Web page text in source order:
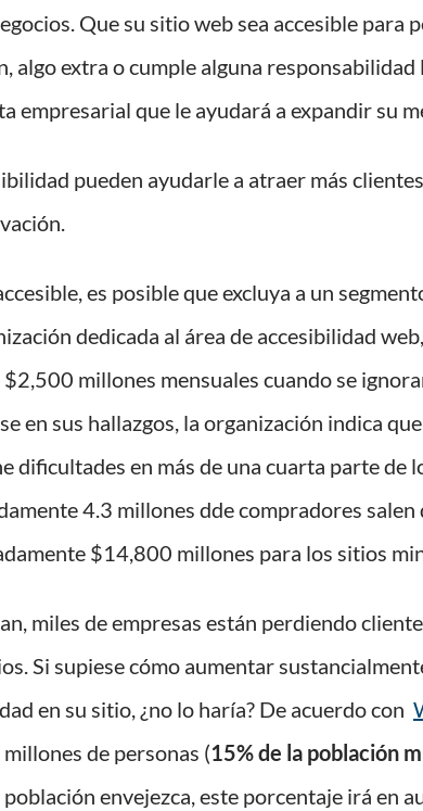
Que su sitio web sea accesible para
algo extra o cumple alguna
empresarial que le ayudará a expandir su
pueden ayudarle a atraer más
es posible que excluya a un
dedicada al área de accesibilidad
millones mensuales cuando se
en sus hallazgos, la organización indica
dificultades en más de una cuarta parte de
4.3 millones dde compradores
$14,800 millones para los sitios
miles de empresas están perdiendo
Si supiese cómo aumentar
en su sitio, ¿no lo haría? De acuerdo con
de personas (15% de la población
envejezca, este porcentaje irá en